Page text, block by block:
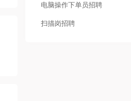
电脑操作下单员招聘
扫描岗招聘